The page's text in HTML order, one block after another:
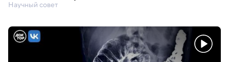
Научный совет